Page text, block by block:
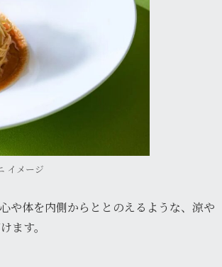
イメージ
や体を内側からととのえるような、涼や
ます。